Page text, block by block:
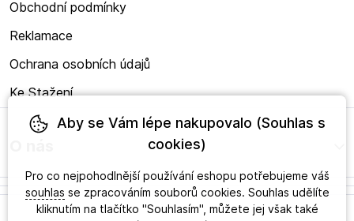
Obchodní podmínky
Reklamace
Ochrana osobních údajů
Ke Stažení
Aby se Vám lépe nakupovalo (Souhlas s
cookies)
Pro co nejpohodlnější používání eshopu potřebujeme váš
souhlas se zpracováním souborů cookies. Souhlas udělíte
kliknutím na tlačítko "Souhlasím", můžete jej však také